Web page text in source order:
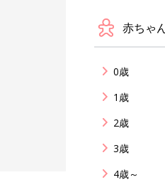
赤ちゃ
0歳
1歳
2歳
3歳
4歳～